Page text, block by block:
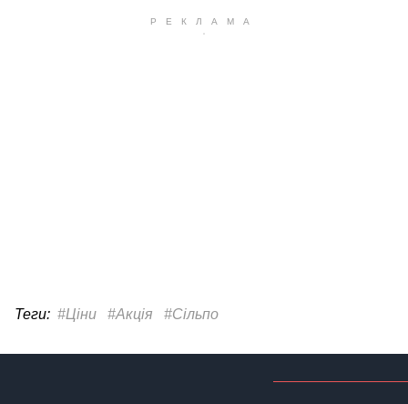
Теги: #Ціни #Акція #Сільпо